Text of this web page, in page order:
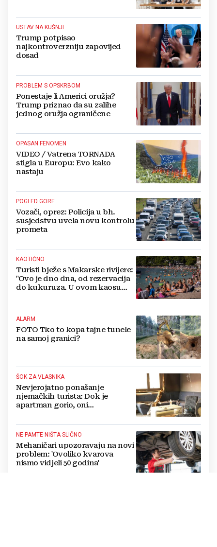
USTAV NA KUŠNJI
Trump potpisao
najkontroverzniju zapovijed
dosad
PROBLEM S OPSKRBOM
Ponestaje li Americi oružja?
Trump priznao da su zalihe
jednog oružja ograničene
OPASAN FENOMEN
VIDEO / Vatrena TORNADA
stigla u Europu: Evo kako
nastaju
POGLED GORE
Vozači, oprez: Policija u bh.
susjedstvu uvela novu kontrolu
prometa
KAOTIČNO
Turisti bježe s Makarske rivijere:
"Ovo je dno dna, od rezervacija
do kukuruza. U ovom kaosu
ALARM
FOTO Tko to kopa tajne tunele
na samoj granici?
ŠOK ZA VLASNIKA
Nevjerojatno ponašanje
njemačkih turista: Dok je
apartman gorio, oni
NE PAMTE NIŠTA SLIČNO
Mehaničari upozoravaju na novi
problem: 'Ovoliko kvarova
nismo vidjeli 50 godina'